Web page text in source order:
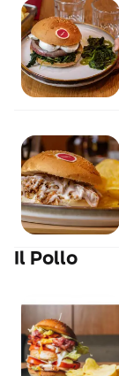
Il Pollo